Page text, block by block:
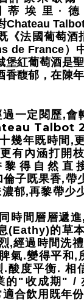
蒂埃里·
Chateau
《法國葡萄酒
de France）
堡紅葡萄酒是
香馥郁，在陳
一定閱歷,會
Talbot
幾年既時間,
有內涵打開
黎得自然直
子既果香,帶
郁,再黎帶少
時間層層遞
(Eathy)的草
,經過時間洗
氣.變得平和,
.酸度平衡. 相
的"收成期" /
合飲用既年